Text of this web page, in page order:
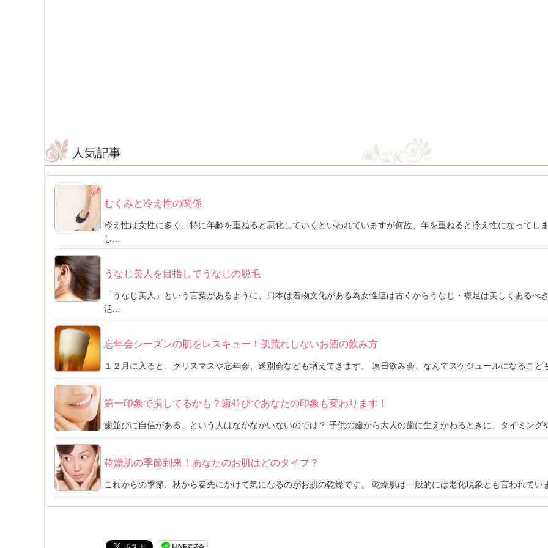
人気記事
むくみと冷え性の関係
冷え性は女性に多く、特に年齢を重ねると悪化していくといわれていますが何故、年を重ねると冷え性になってし
し...
うなじ美人を目指してうなじの脱毛
「うなじ美人」という言葉があるように、日本は着物文化がある為女性達は古くからうなじ・襟足は美しくあるべ
活...
忘年会シーズンの肌をレスキュー！肌荒れしないお酒の飲み方
１２月に入ると、クリスマスや忘年会、送別会なども増えてきます。 連日飲み会、なんてスケジュールになること
第一印象で損してるかも？歯並びであなたの印象も変わります！
歯並びに自信がある、という人はなかなかいないのでは？ 子供の歯から大人の歯に生えかわるときに、タイミング
乾燥肌の季節到来！あなたのお肌はどのタイプ？
これからの季節、秋から春先にかけて気になるのがお肌の乾燥です。 乾燥肌は一般的には老化現象とも言われてい